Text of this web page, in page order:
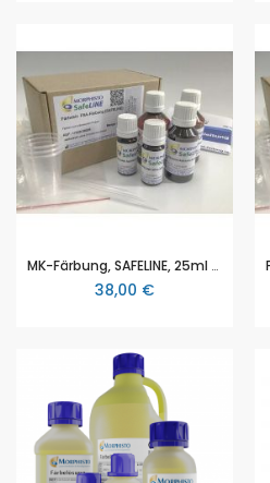
MK-Färbung, SAFELINE, 25ml Zur Verwendung in der Histologie und/oder Zytologie zum Färben von Zellkernen
38,00 €